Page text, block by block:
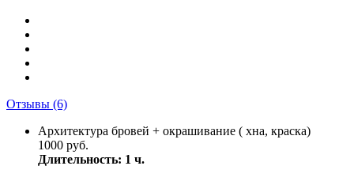
Отзывы (6)
Архитектура бровей + окрашивание ( хна, краска)
1000 руб.
Длительность: 1 ч.